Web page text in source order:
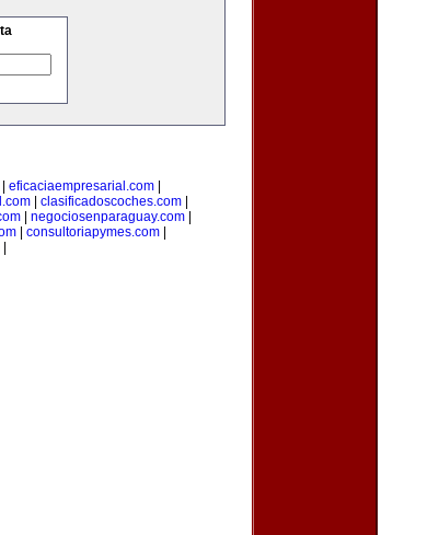
eficaciaempresarial.com|
clasificadoscoches.com
negociosenparaguay.com
| consultoriapymes.com|